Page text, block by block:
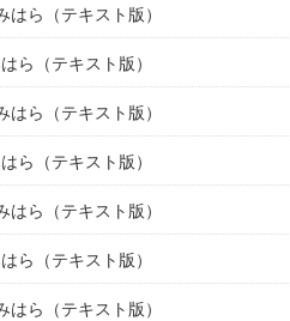
ら（テキスト版）
（テキスト版）
ら（テキスト版）
（テキスト版）
ら（テキスト版）
（テキスト版）
ら（テキスト版）